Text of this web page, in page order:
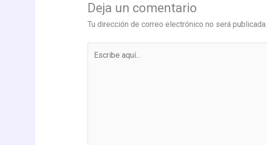
Deja un comentario
Tu dirección de correo electrónico no será publicada.